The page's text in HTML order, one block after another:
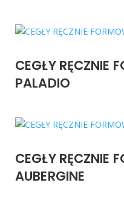
CEGŁY RĘCZNIE
PALADIO
CEGŁY RĘCZNIE
AUBERGINE